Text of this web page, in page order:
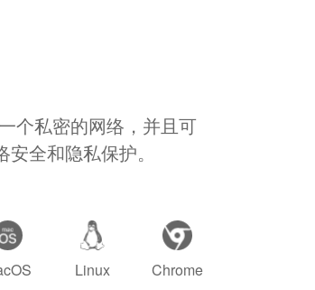
个私密的网络，并且可
全和隐私保护。
Linux Chrome